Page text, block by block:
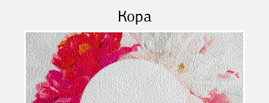
Кора